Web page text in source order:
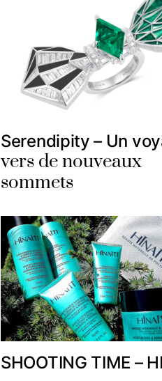
Serendipity – Un
vers de nouveaux
sommets
SHOOTING TIME –